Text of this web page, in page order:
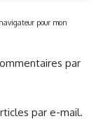
pour mon
par
par e-mail.